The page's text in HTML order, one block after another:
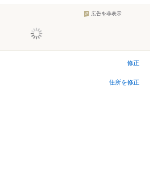
広告を非表示
修正
住所を修正